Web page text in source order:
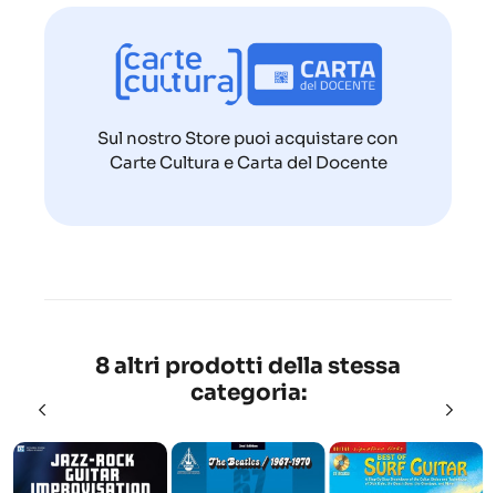
Sul nostro Store puoi acquistare con
Carte Cultura e Carta del Docente
8 altri prodotti della stessa
categoria: